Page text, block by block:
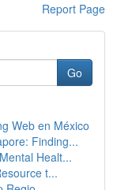
Report Page
Go
Web en México
Finding...
Healt...
t...